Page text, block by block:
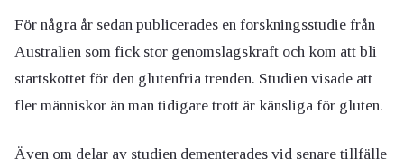
För några år sedan publicerades en forskningsstudie från
Australien som fick stor genomslagskraft och kom att bli
startskottet för den glutenfria trenden. Studien visade att
fler människor än man tidigare trott är känsliga för gluten.
Även om delar av studien dementerades vid senare tillfälle